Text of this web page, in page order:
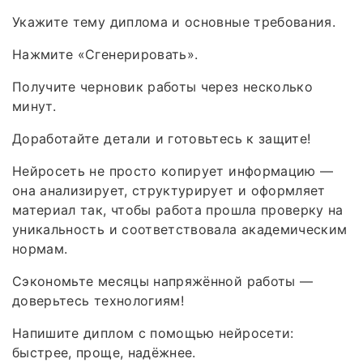
Укажите тему диплома и основные требования.
Нажмите «Сгенерировать».
Получите черновик работы через несколько
минут.
Доработайте детали и готовьтесь к защите!
Нейросеть не просто копирует информацию —
она анализирует, структурирует и оформляет
материал так, чтобы работа прошла проверку на
уникальность и соответствовала академическим
нормам.
Сэкономьте месяцы напряжённой работы —
доверьтесь технологиям!
Напишите диплом с помощью нейросети:
быстрее, проще, надёжнее.